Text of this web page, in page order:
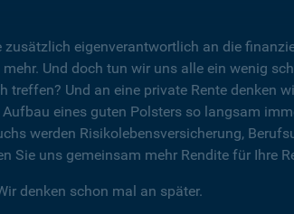
zusätzlich eigenverantwortlich an die
Und doch tun wir uns alle ein wenig
treffen? Und an eine private Rente denken
eines guten Polsters so langsam
werden Risikolebensversicherung,
Sie uns gemeinsam mehr Rendite für Ihre
denken schon mal an später.